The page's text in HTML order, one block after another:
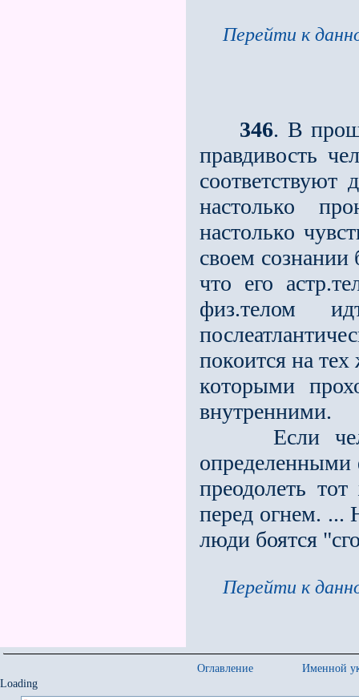
Перейти к
346. В
правдивость
настолько
настолько
своем
что его
физ.телом
покоится на
которыми
внутренними.
Если
определенными
преодолеть
перед огнем. ...
люди боятся
Перейти к
Оглавление
Именной
Loading